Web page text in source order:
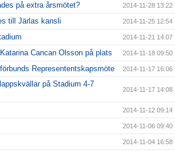
på extra årsmötet? 2014-11-28 13:22
till Järlas kansli 2014-11-25 12:54
2014-11-21 14:07
Cancan Olsson på plats 2014-11-18 09:50
Represententskapsmöte 2014-11-17 16:06
på Stadium 4-7
2014-11-17 14:08
2014-11-12 09:14
2014-11-06 09:40
2014-11-04 16:58